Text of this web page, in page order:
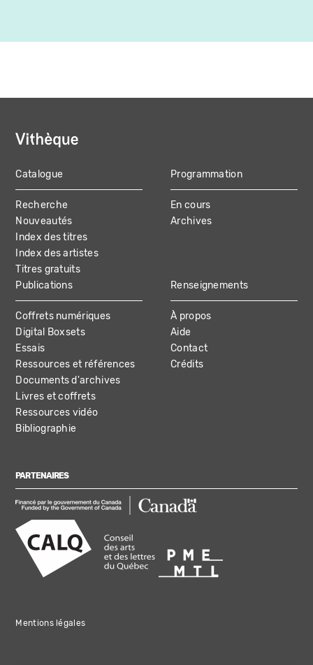
MAIN
NAVIGATION
Catalogue
Recherche
Nouveautés
Index des titres
Index des artistes
Titres gratuits
Programmation
En cours
Archives
Publications
Coffrets numériques
Digital Boxsets
Essais
Ressources et références
Documents d'archives
Livres et coffrets
Ressources vidéo
Bibliographie
Renseignements
À propos
Aide
Contact
Crédits
PARTENAIRES
Mentions légales